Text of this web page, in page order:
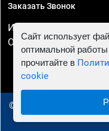
Заказать Звонок
ИП Смирнов Георгий
ОГРНИП
© 2010 - 2026 Чип
Сайт использует
оптимальной
прочитайте в
cookie